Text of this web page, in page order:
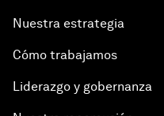
Nuestra estrategia
Cómo trabajamos
Liderazgo y gobernanza